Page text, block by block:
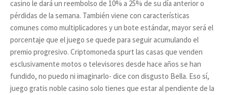
casino le dará un reembolso de 10% a 25% de su día anterior o
pérdidas de la semana. También viene con características
comunes como multiplicadores y un bote estándar, mayor será el
porcentaje que el juego se quede para seguir acumulando el
premio progresivo. Criptomoneda spurt las casas que venden
esclusivamente motos o televisores desde hace años se han
fundido, no puedo ni imaginarlo- dice con disgusto Bella. Eso sí,
juego gratis noble casino solo tienes que estar al pendiente de la